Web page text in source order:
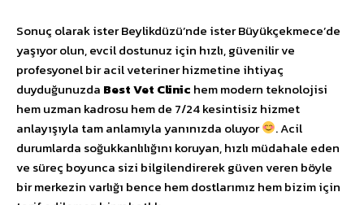
Sonuç olarak ister Beylikdüzü’nde ister Büyükçekmece’de
yaşıyor olun, evcil dostunuz için hızlı, güvenilir ve
profesyonel bir acil veteriner hizmetine ihtiyaç
duyduğunuzda Best Vet Clinic hem modern teknolojisi
hem uzman kadrosu hem de 7/24 kesintisiz hizmet
anlayışıyla tam anlamıyla yanınızda oluyor
. Acil
durumlarda soğukkanlılığını koruyan, hızlı müdahale eden
ve süreç boyunca sizi bilgilendirerek güven veren böyle
bir merkezin varlığı bence hem dostlarımız hem bizim için